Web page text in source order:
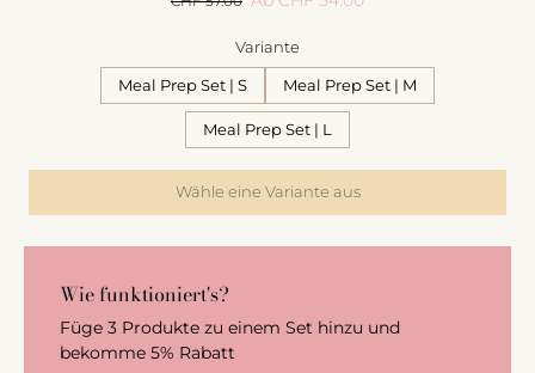
Variante
Meal Prep Set | S Meal Prep Set | M
Meal Prep Set | L
Wähle eine Variante aus
Wie funktioniert's?
Füge 3 Produkte zu einem Set hinzu und
bekomme 5% Rabatt